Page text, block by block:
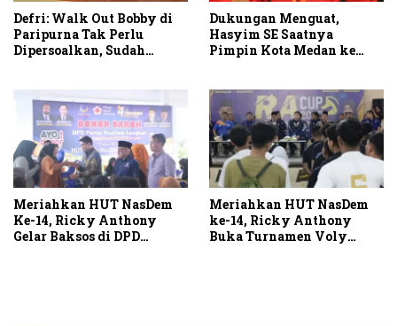
Defri: Walk Out Bobby di
Paripurna Tak Perlu
Dipersoalkan, Sudah
Dukungan Menguat,
Hasyim SE Saatnya
Pimpin Kota Medan ke
Meriahkan HUT NasDem
Ke-14, Ricky Anthony
Gelar Baksos di DPD
Meriahkan HUT NasDem
ke-14, Ricky Anthony
Buka Turnamen Voly